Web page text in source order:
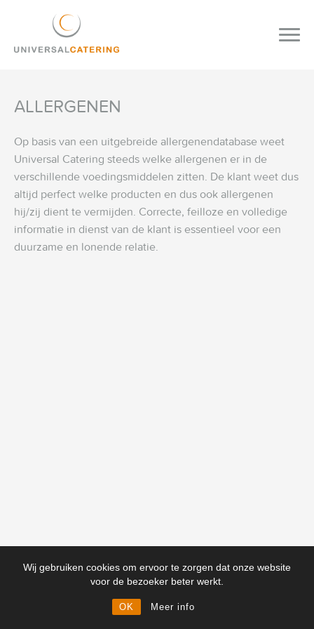
Wij gebruiken cookies om ervoor te zorgen dat onze website
voor de bezoeker beter werkt.
OK Meer info
ALLERGENEN
Op basis van een uitgebreide allergenendatabase weet
Universal Catering steeds welke allergenen er in de
verschillende voedingsmiddelen zitten. De klant weet dus
altijd perfect welke producten en dus ook allergenen
hij/zij dient te vermijden. Correcte, feilloze en volledige
informatie in dienst van de klant is essentieel voor een
duurzame en lonende relatie.